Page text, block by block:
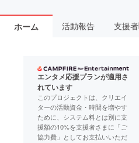
ホーム 活動報告 支援者
エンタメ応援プランが適用さ
れています
このプロジェクトは、クリエイ
ターの活動資金・時間を増やす
ために、システム料とは別に支
援額の10%を支援者さまに「ご
協力費」としてお支払いいただ